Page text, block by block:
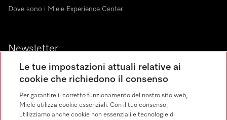
Dove sono i Miele Experience Center
Newsletter
Le tue impostazioni attuali relative ai
cookie che richiedono il consenso
Per garantire il corretto funzionamento del nostro sito web,
Miele utilizza cookie essenziali. Con il tuo consenso,
utilizziamo anche cookie non essenziali e tecnologie di